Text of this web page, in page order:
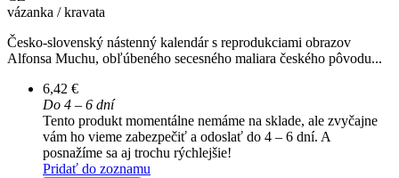
vázanka / kravata
Česko-slovenský nástenný kalendár s reprodukciami obrazov
Alfonsa Muchu, obľúbeného secesného maliara českého pôvodu...
6,42 €
Do 4 – 6 dní
Tento produkt momentálne nemáme na sklade, ale zvyčajne
vám ho vieme zabezpečiť a odoslať do 4 – 6 dní. A
posnažíme sa aj trochu rýchlejšie!
Pridať do zoznamu